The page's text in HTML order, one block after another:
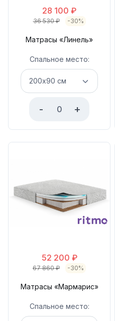
28 100 ₽
36 530₽ -30%
Матрасы «Линель»
Спальное место:
- +
52 200 ₽
67 860₽ -30%
Матрасы «Мармарис»
Спальное место: